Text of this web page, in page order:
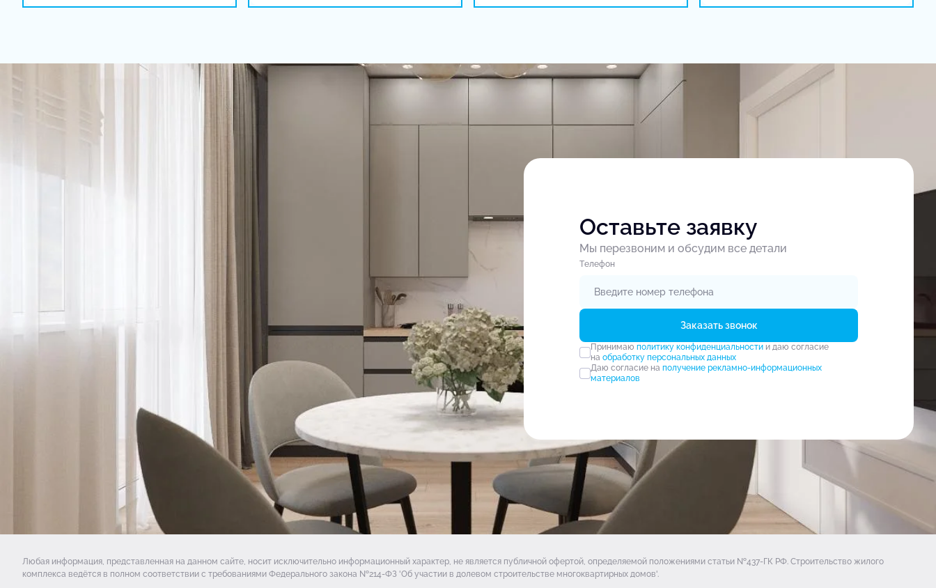
Оставьте заявку
Мы перезвоним и обсудим все детали
Tелефон
Заказать звонок
Принимаю политику конфиденциальностии даю согласие
на обработку персональных данных
Даю согласие на получение рекламно-информационных
материалов
Любая информация, представленная на данном сайте, носит исключительно информационный характер, не является публичной офертой, определяемой положениями статьи №437-ГК РФ. Строительство жилого
комплекса ведётся в полном соответствии с требованиями Федерального закона №214-ФЗ 'Об участии в долевом строительстве многоквартирных домов'.